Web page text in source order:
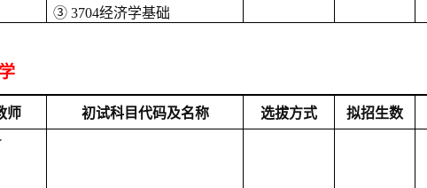
③ 3704经济学基础
师 初试科目代码及名称 选拔方式 拟招生数